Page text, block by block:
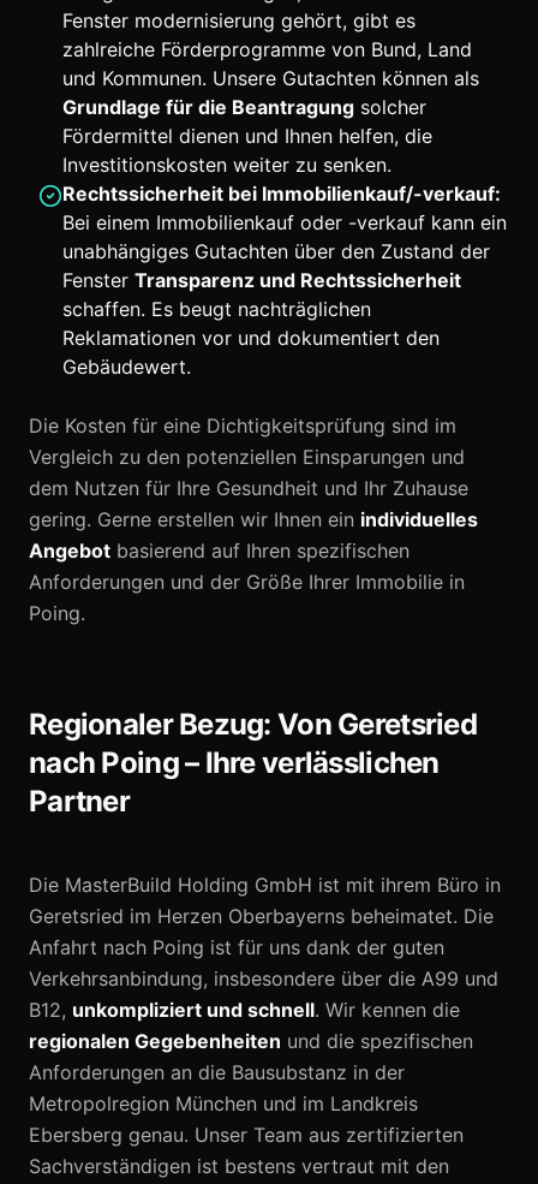
Fenster modernisierung gehört, gibt es
zahlreiche Förderprogramme von Bund, Land
und Kommunen. Unsere Gutachten können als
Grundlage für die Beantragung solcher
Fördermittel dienen und Ihnen helfen, die
Investitionskosten weiter zu senken.
Rechtssicherheit bei Immobilienkauf/-verkauf:
Bei einem Immobilienkauf oder -verkauf kann ein
unabhängiges Gutachten über den Zustand der
Fenster Transparenz und Rechtssicherheit
schaffen. Es beugt nachträglichen
Reklamationen vor und dokumentiert den
Gebäudewert.
Die Kosten für eine Dichtigkeitsprüfung sind im
Vergleich zu den potenziellen Einsparungen und
dem Nutzen für Ihre Gesundheit und Ihr Zuhause
gering. Gerne erstellen wir Ihnen ein individuelles
Angebot basierend auf Ihren spezifischen
Anforderungen und der Größe Ihrer Immobilie in
Poing.
Regionaler Bezug: Von Geretsried
nach Poing – Ihre verlässlichen
Partner
Die MasterBuild Holding GmbH ist mit ihrem Büro in
Geretsried im Herzen Oberbayerns beheimatet. Die
Anfahrt nach Poing ist für uns dank der guten
Verkehrsanbindung, insbesondere über die A99 und
B12, unkompliziert und schnell. Wir kennen die
regionalen Gegebenheiten und die spezifischen
Anforderungen an die Bausubstanz in der
Metropolregion München und im Landkreis
Ebersberg genau. Unser Team aus zertifizierten
Sachverständigen ist bestens vertraut mit den